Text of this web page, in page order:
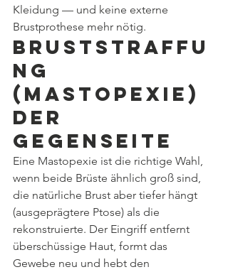
Kleidung — und keine externe
Brustprothese mehr nötig.
Bruststraffu
ng
(Mastopexie)
der
Gegenseite
Eine Mastopexie ist die richtige Wahl,
wenn beide Brüste ähnlich groß sind,
die natürliche Brust aber tiefer hängt
(ausgeprägtere Ptose) als die
rekonstruierte. Der Eingriff entfernt
überschüssige Haut, formt das
Gewebe neu und hebt den